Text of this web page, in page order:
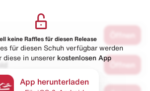
keine Raffles für diesen Release
für diesen Schuh verfügbar werden
diese in unserer kostenlosen App
App herunterladen